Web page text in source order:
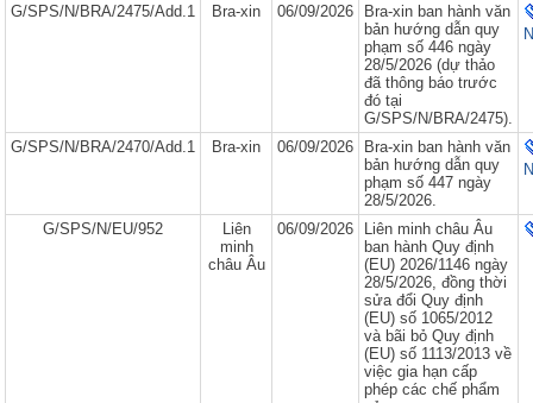
G/SPS/N/BRA/2475/Add.1
Bra-xin 06/09/2026
Bra-xin ban hành văn
bản hướng dẫn quy
phạm số 446 ngày
28/5/2026 (dự thảo
đã thông báo trước
đó tại
G/SPS/N/BRA/2475).
G/SPS/N/BRA/2470/Add.1 Bra-xin 06/09/2026
Bra-xin ban hành văn
bản hướng dẫn quy
phạm số 447 ngày
28/5/2026.
G/SPS/N/EU/952
Liên
minh
châu Âu
06/09/2026
Liên minh châu Âu
ban hành Quy định
(EU) 2026/1146 ngày
28/5/2026, đồng thời
sửa đổi Quy định
(EU) số 1065/2012
và bãi bỏ Quy định
(EU) số 1113/2013 về
việc gia hạn cấp
phép các chế phẩm